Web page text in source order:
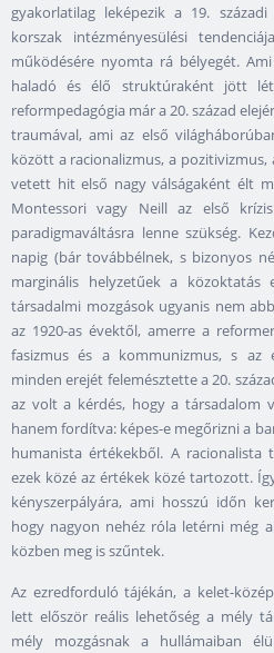
gyakorlatilag leképezik a 19.
korszak intézményesülési
működésére nyomta rá bélyegét.
haladó és élő struktúraként jött
reformpedagógia már a 20. század
traumával, ami az első
között a racionalizmus, a
vetett hit első nagy válságaként élt
Montessori vagy Neill az első
paradigmaváltásra lenne szükség.
napig (bár továbbélnek, s bizonyos
marginális helyzetűek a közoktatás
társadalmi mozgások ugyanis nem
az 1920-as évektől, amerre a
fasizmus és a kommunizmus, s az
minden erejét felemésztette a 20.
az volt a kérdés, hogy a társadalom
hanem fordítva: képes-e megőrizni a
humanista értékekből. A
ezek közé az értékek közé tartozott.
kényszerpályára, ami hosszú időn
hogy nagyon nehéz róla letérni még
közben meg is szűntek.
Az ezredforduló tájékán, a kelet-
lett először reális lehetőség a mély
mély mozgásnak a hullámaiban